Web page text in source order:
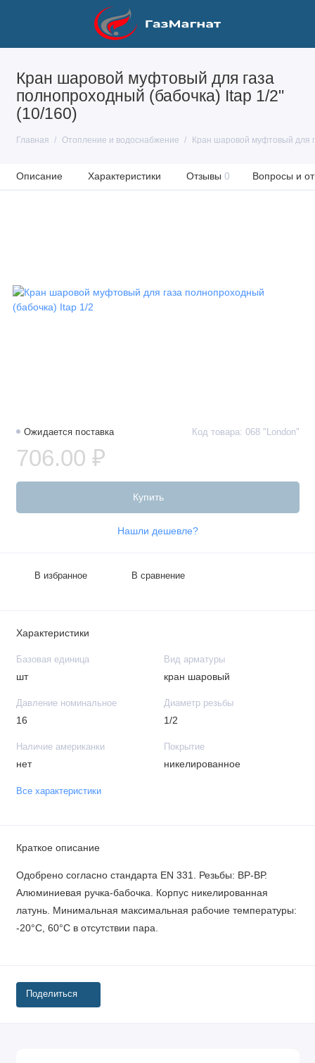
Кран шаровой муфтовый для газа
полнопроходный (бабочка) Itap 1/2"
(10/160)
Главная Отопление и водоснабжение Кран шаровой муфтовый для
Описание Характеристики Отзывы 0 Вопросы и
Ожидается поставка Код товара: 068 "London"
706.00 ₽
Купить
Нашли дешевле?
В избранное В сравнение
Характеристики
Базовая единица
шт
Вид арматуры
кран шаровый
Давление номинальное
16
Диаметр резьбы
1/2
Наличие американки
нет
Покрытие
никелированное
Все характеристики
Краткое описание
Одобрено согласно стандарта EN 331. Резьбы: ВР-ВР.
Алюминиевая ручка-бабочка. Корпус никелированная
латунь. Минимальная максимальная рабочие температуры:
-20°C, 60°C в отсутствии пара.
Поделиться